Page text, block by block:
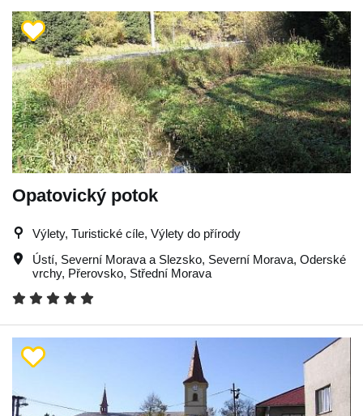
Opatovický potok
Výlety, Turistické cíle, Výlety do přírody
Ústí, Severní Morava a Slezsko, Severní Morava, Oderské
vrchy, Přerovsko, Střední Morava